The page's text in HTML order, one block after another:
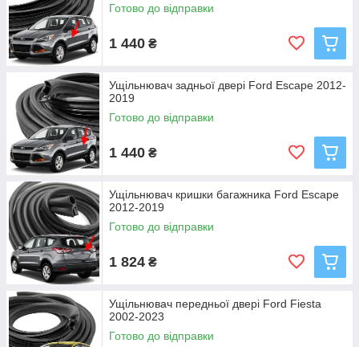
Готово до відправки
1 440 ₴
Ущільнювач задньої двері Ford Escape 2012-
2019
Готово до відправки
1 440 ₴
Ущільнювач кришки багажника Ford Escape
2012-2019
Готово до відправки
1 824 ₴
Ущільнювач передньої двері Ford Fiesta
2002-2023
Готово до відправки